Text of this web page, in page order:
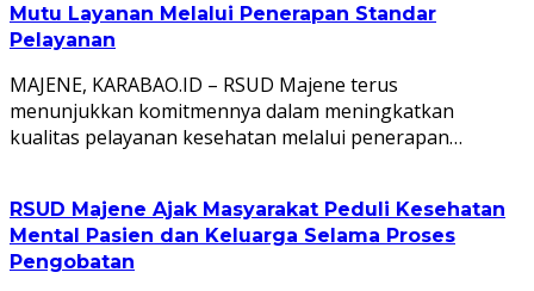
Mutu Layanan Melalui Penerapan Standar
Pelayanan
MAJENE, KARABAO.ID – RSUD Majene terus
menunjukkan komitmennya dalam meningkatkan
kualitas pelayanan kesehatan melalui penerapan…
RSUD Majene Ajak Masyarakat Peduli Kesehatan
Mental Pasien dan Keluarga Selama Proses
Pengobatan